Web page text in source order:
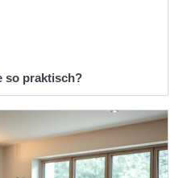
so praktisch?